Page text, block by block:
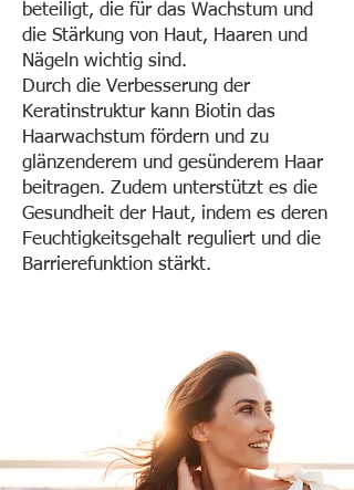
beteiligt, die für das Wachstum und
die Stärkung von Haut, Haaren und
Nägeln wichtig sind.
Durch die Verbesserung der
Keratinstruktur kann Biotin das
Haarwachstum fördern und zu
glänzenderem und gesünderem Haar
beitragen. Zudem unterstützt es die
Gesundheit der Haut, indem es deren
Feuchtigkeitsgehalt reguliert und die
Barrierefunktion stärkt.